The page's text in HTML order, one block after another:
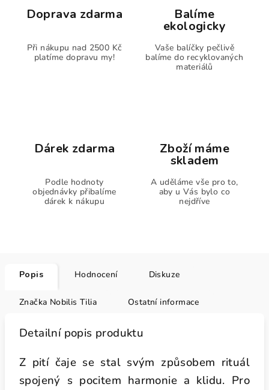
Doprava zdarma
Při nákupu nad 2500 Kč
platíme dopravu my!
Balíme
ekologicky
Vaše balíčky pečlivě
balíme do recyklovaných
materiálů
Dárek zdarma
Podle hodnoty
objednávky přibalíme
dárek k nákupu
Zboží máme
skladem
A uděláme vše pro to,
aby u Vás bylo co
nejdříve
Popis Hodnocení Diskuze
Značka Nobilis Tilia Ostatní informace
Detailní popis produktu
Z pití čaje se stal svým způsobem rituál
spojený s pocitem harmonie a klidu. Pro